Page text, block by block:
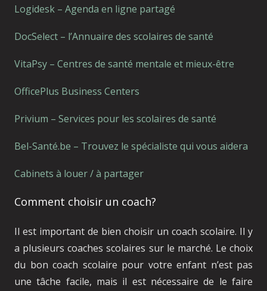
Logidesk – Agenda en ligne partagé
DocSelect – l’Annuaire des scolaires de santé
VitaPsy – Centres de santé mentale et mieux-être
OfficePlus Business Centers
Privium – Services pour les scolaires de santé
Bel-Santé.be – Trouvez le spécialiste qui vous aidera
Cabinets à louer / à partager
Comment choisir un coach?
Il est important de bien choisir un coach scolaire. Il y
a plusieurs coaches scolaires sur le marché. Le choix
du bon coach scolaire pour votre enfant n’est pas
une tâche facile, mais il est nécessaire de le faire